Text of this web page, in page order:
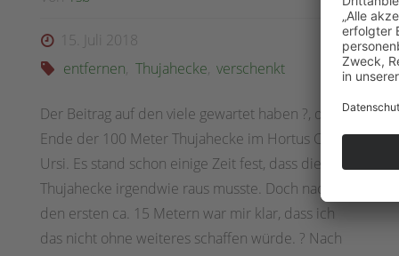
15. Juli 2018
entfernen, Thujahecke, verschenkt
Der Beitrag auf den viele gewartet haben ?, das
Ende der 100 Meter Thujahecke im Hortus Civitas
Ursi. Es stand schon einige Zeit fest, dass die
Thujahecke irgendwie raus musste. Doch nach
den ersten ca. 15 Metern war mir klar, dass ich
das nicht ohne weiteres schaffen würde. ? Nach